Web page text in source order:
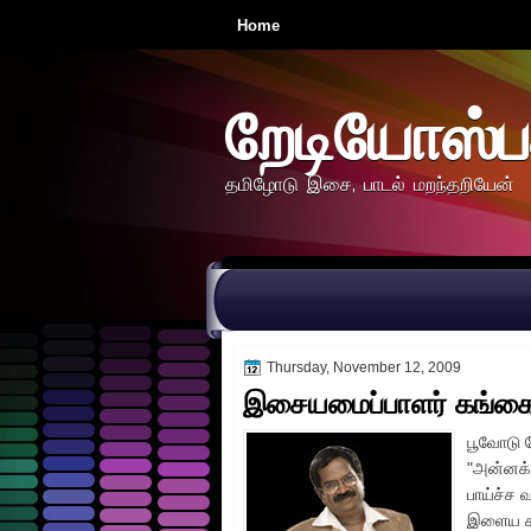
Home
தமிழோடு இசை, பாடல் மறந்தறியேன்
Thursday, November 12, 2009
இசையமைப்பாளர்
பூவோடு
பாய்ச்ச
இளைய